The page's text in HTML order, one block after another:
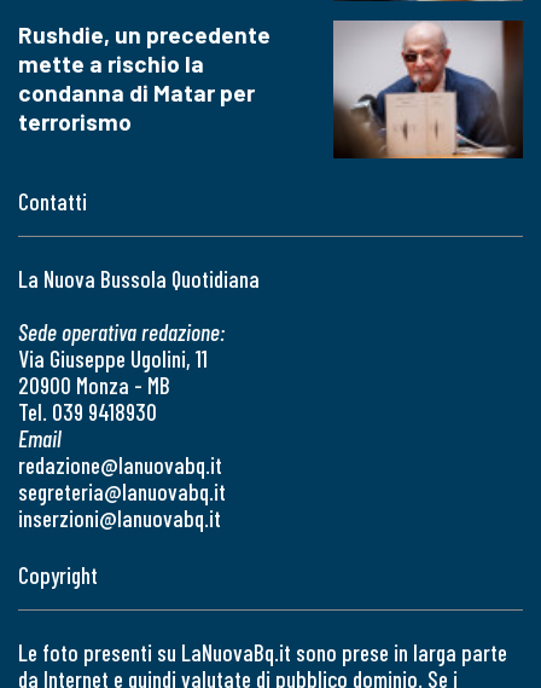
Contatti
La Nuova Bussola Quotidiana
Sede operativa redazione:
Via Giuseppe Ugolini, 11
20900 Monza - MB
Tel. 039 9418930
Email
redazione@lanuovabq.it
segreteria@lanuovabq.it
inserzioni@lanuovabq.it
Rushdie, un precedente
mette a rischio la
condanna di Matar per
terrorismo
Copyright
Le foto presenti su LaNuovaBq.it sono prese in larga parte
da Internet e quindi valutate di pubblico dominio. Se i